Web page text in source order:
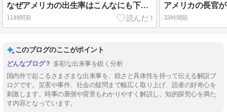
なぜアメリカの出生率はこんなにも下がってしまったのか！？ 海外の反応。
11時間前 33時間前
このブログのここがポイント
多彩な出来事を鋭く分析
国内外で起こるさまざまな出来事を、鋭さと具体性を持って伝える解説ブ
ログです。災害や事件、社会の疑問まで幅広く取り上げ、読者の好奇心を
刺激します。時事の裏側や背景もわかりやすく解説し、知的探究心を満た
す内容となっています。